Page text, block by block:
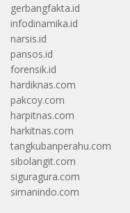
gerbangfakta.id
infodinamika.id
narsis.id
pansos.id
forensik.id
hardiknas.com
pakcoy.com
harpitnas.com
harkitnas.com
tangkubanperahu.com
sibolangit.com
siguragura.com
simanindo.com